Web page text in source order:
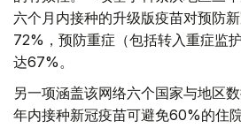
六个月内接种的升级版疫苗对预防
72%，预防重症（包括转入重症监
达67%。
另一项涵盖该网络六个国家与地区
年内接种新冠疫苗可避免60%的住院